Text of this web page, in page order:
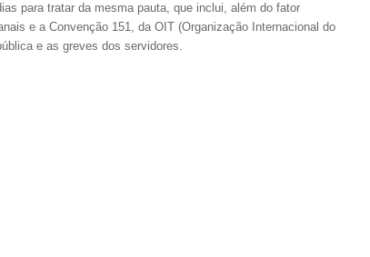
para tratar da mesma pauta, que inclui, além do fator
e a Convenção 151, da OIT (Organização Internacional do
e as greves dos servidores.